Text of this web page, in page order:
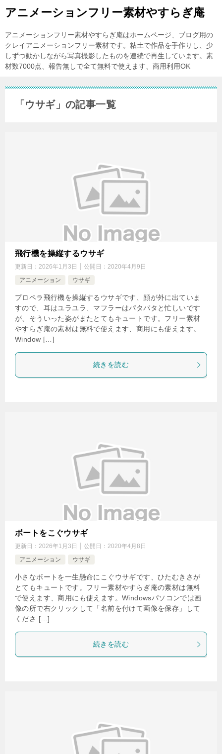
アニメーションフリー素材やすらぎ庵
アニメーションフリー素材やすらぎ庵はホームページ、ブログ用の
クレイアニメーションフリー素材です。粘土で作品を手作りし、少
しずつ動かしながら写真撮影したものを連続で再生しています。素
材数7000点、報告無しで全て無料で使えます、商用利用OK
「ウサギ」の記事一覧
飛行機を操縦するウサギ
更新日： 2026年1月3日 公開日： 2020年4月9日
アニメーション
ウサギ
プロペラ飛行機を操縦するウサギです、顔が外に出ていま
すので、耳はユラユラ、マフラーはパタパタと忙しいです
が、そういった姿がまたとてもキュートです。フリー素材
やすらぎ庵の素材は無料で使えます、商用にも使えます。
Window […]
続きを読む
ボートをこぐウサギ
更新日： 2026年1月3日 公開日： 2020年4月8日
アニメーション
ウサギ
小さなボートを一生懸命にこぐウサギです、ひたむきさが
とてもキュートです。フリー素材やすらぎ庵の素材は無料
で使えます、商用にも使えます。Windowsパソコンでは画
像の所で右クリックして「名前を付けて画像を保存」して
くださ […]
続きを読む